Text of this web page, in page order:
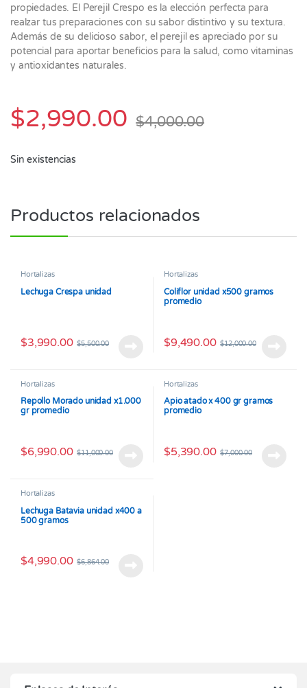
propiedades. El Perejil Crespo es la elección perfecta para
realzar tus preparaciones con su sabor distintivo y su textura.
Además de su delicioso sabor, el perejil es apreciado por su
potencial para aportar beneficios para la salud, como vitaminas
y antioxidantes naturales.
$2,990.00 $4,000.00
Sin existencias
Productos relacionados
Hortalizas
Lechuga Crespa unidad
$3,990.00 $5,500.00
Hortalizas
Coliflor unidad x500 gramos
promedio
$9,490.00 $12,000.00
Hortalizas
Repollo Morado unidad x1.000
gr promedio
$6,990.00 $11,000.00
Hortalizas
Apio atado x 400 gr gramos
promedio
$5,390.00 $7,000.00
Hortalizas
Lechuga Batavia unidad x400 a
500 gramos
$4,990.00 $6,864.00